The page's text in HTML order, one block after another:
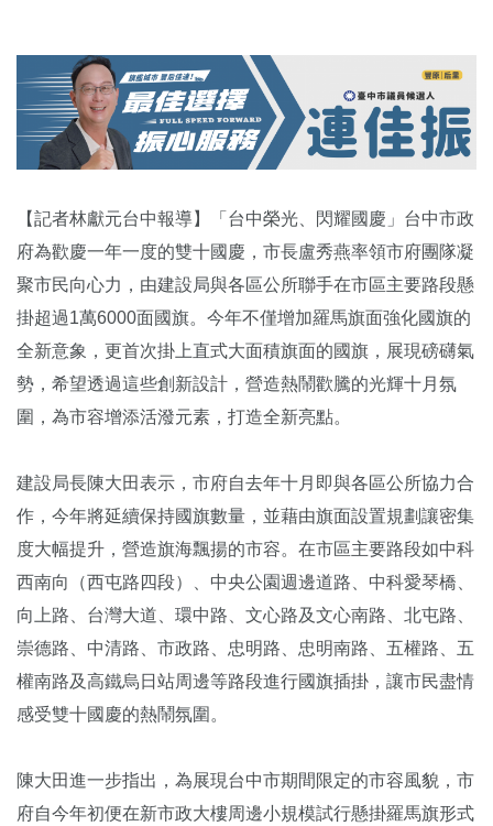
【記者林獻元台中報導】「台中榮光、閃耀國慶」台中市政
府為歡慶一年一度的雙十國慶，市長盧秀燕率領市府團隊凝
聚市民向心力，由建設局與各區公所聯手在市區主要路段懸
掛超過1萬6000面國旗。今年不僅增加羅馬旗面強化國旗的
全新意象，更首次掛上直式大面積旗面的國旗，展現磅礴氣
勢，希望透過這些創新設計，營造熱鬧歡騰的光輝十月氛
圍，為市容增添活潑元素，打造全新亮點。
建設局長陳大田表示，市府自去年十月即與各區公所協力合
作，今年將延續保持國旗數量，並藉由旗面設置規劃讓密集
度大幅提升，營造旗海飄揚的市容。在市區主要路段如中科
西南向（西屯路四段）、中央公園週邊道路、中科愛琴橋、
向上路、台灣大道、環中路、文心路及文心南路、北屯路、
崇德路、中清路、市政路、忠明路、忠明南路、五權路、五
權南路及高鐵烏日站周邊等路段進行國旗插掛，讓市民盡情
感受雙十國慶的熱鬧氛圍。
陳大田進一步指出，為展現台中市期間限定的市容風貌，市
府自今年初便在新市政大樓周邊小規模試行懸掛羅馬旗形式